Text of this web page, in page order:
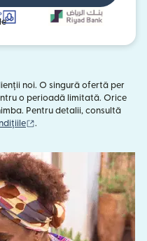
noi. O singură ofertă per
o perioadă limitată. Orice
Pentru detalii, consultă
.